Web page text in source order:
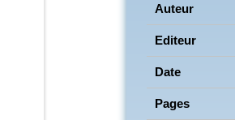
Auteur
Editeur
Date
Pages